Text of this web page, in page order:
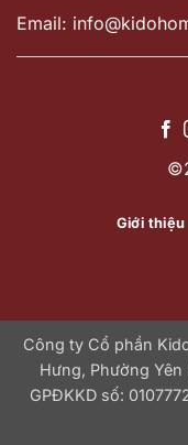
Email:
Giới thiệu
Công ty Cổ phần
Hưng, Phường
GPĐKKD số: